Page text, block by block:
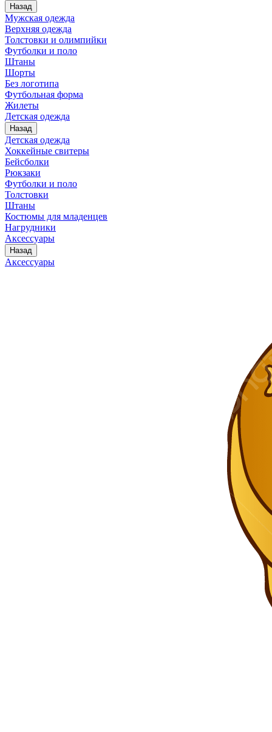
Назад
Мужская одежда
Верхняя одежда
Толстовки и олимпийки
Футболки и поло
Штаны
Шорты
Без логотипа
Футбольная форма
Жилеты
Детская одежда
Назад
Детская одежда
Хоккейные свитеры
Бейсболки
Рюкзаки
Футболки и поло
Толстовки
Штаны
Костюмы для младенцев
Нагрудники
Аксессуары
Назад
Аксессуары